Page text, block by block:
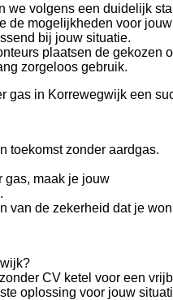
we volgens een duidelijk
de mogelijkheden voor
bij jouw situatie.
plaatsen de gekozen
zorgeloos gebruik.
gas in Korrewegwijk een
toekomst zonder aardgas.
gas, maak je jouw
van de zekerheid dat je
CV ketel voor een
oplossing voor jouw